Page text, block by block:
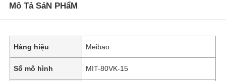
Mô Tả SảN PHẩM
Hàng hiệu Meibao
Số mô hình MIT-80VK-15